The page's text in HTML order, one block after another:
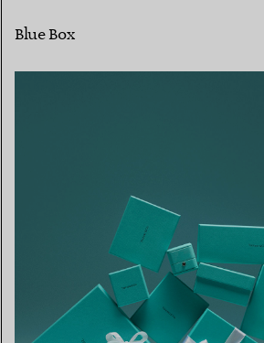
Blue Box